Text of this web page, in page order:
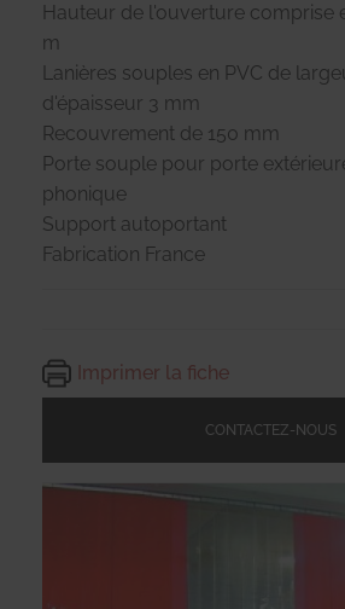
Hauteur de l'ouverture comprise
m
Lanières souples en PVC de
d'épaisseur 3 mm
Recouvrement de 150 mm
Porte souple pour porte
phonique
Support autoportant
Fabrication France
Imprimer la fiche
CONTACTEZ-NOUS